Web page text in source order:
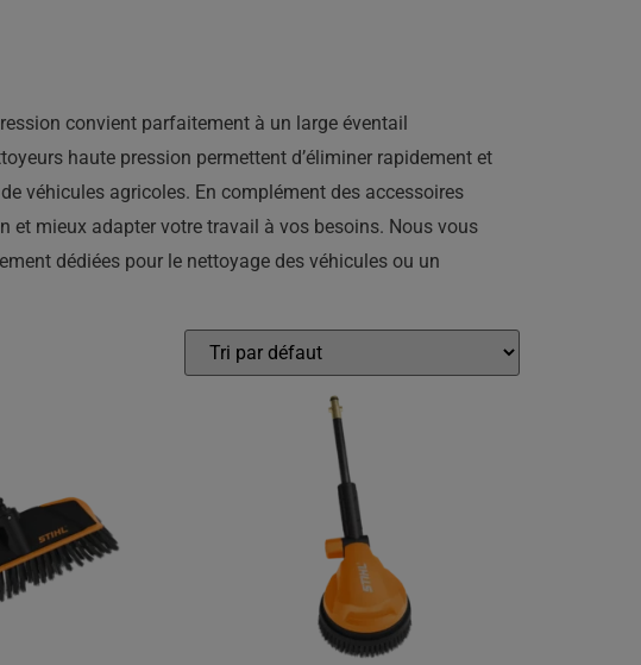
convient parfaitement à un large éventail
haute pression permettent d’éliminer rapidement et
véhicules agricoles. En complément des accessoires
et mieux adapter votre travail à vos besoins. Nous vous
dédiées pour le nettoyage des véhicules ou un